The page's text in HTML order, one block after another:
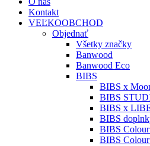
Kontakt
VEĽKOOBCHOD
Objednať
Všetky značky
Banwood
Banwood Eco
BIBS
BIBS x
BIBS
BIBS x
BIBS
BIBS
BIBS